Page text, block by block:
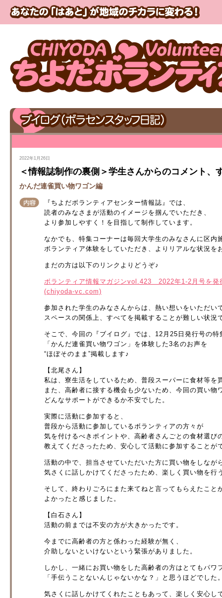
2022年1月26日
＜情報誌制作の裏側＞学生さんからのコメント、
かんだ連雀買い物ワゴン編
『ちよだボランティアセンター情報誌』では、
読者のみなさまが活動のイメージを掴んでいただき、
より参加しやすく！を目指して制作しています。
なかでも、特集コーナーは毎回大学生のみなさんに区内
ボランティア体験をしていただき、よりリアルな状況を
まだの方は以下のリンクよりどうぞ♪
ボランティア情報マガジンvol.423 2022年1-2月号を発
(chiyoda-vc.com)
参加された学生のみなさんからは、熱い想いをいただい
スペースの関係上、すべてを掲載することが難しい状況
そこで、今回の『ブイログ』では、12月25日発行号の特
「かんだ連雀買い物ワゴン」を体験した3名のお声を
“ほぼそのまま”掲載します♪
【北尾さん】
私は、寮生活をしているため、普段スーパーに食材等を
また、高齢者に接する機会も少ないため、今回の買い物
どんなサポートができるか不安でした。
実際に活動に参加すると、
普段から活動に参加しているボランティアの方々が
気を付けるべきポイントや、高齢者さんごとの食材選び
教えてくださったため、安心して活動に参加することが
活動の中で、担当させていただいた方に買い物をしなが
気さくに話しかけてくださったため、楽しく買い物を行
そして、終わりごろにまた来てねと言ってもらえたこと
よかったと感じました。
【白石さん】
活動の前までは不安の方が大きかったです。
今までに高齢者の方と係わった経験が無く、
介助しないといけないという緊張がありました。
しかし、一緒にお買い物をした高齢者の方はとてもパワ
「手伝うことないんじゃないかな？」と思うほどでした
気さくに話しかけてくれたこともあって、楽しく安心し